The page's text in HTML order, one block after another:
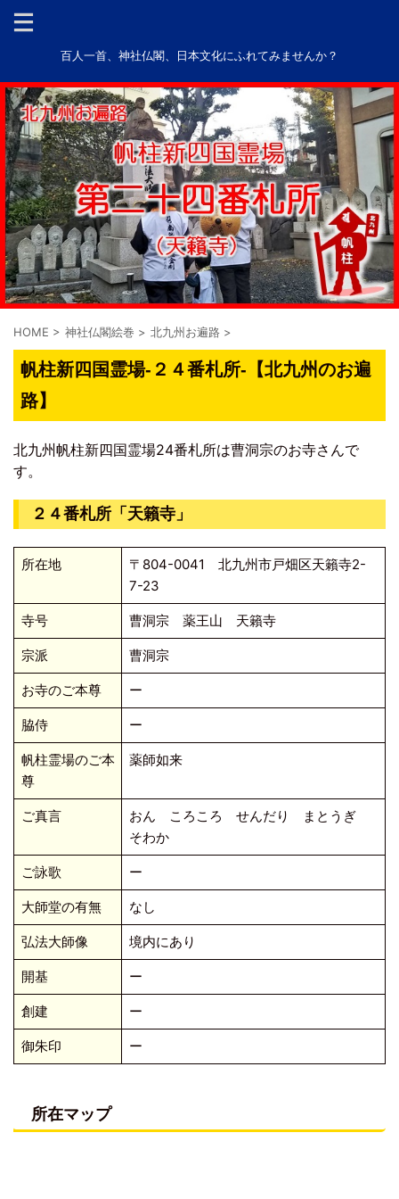
百人一首、神社仏閣、日本文化にふれてみませんか？
HOME > 神社仏閣絵巻 > 北九州お遍路 >
帆柱新四国霊場-２４番札所-【北九州のお遍
路】
北九州帆柱新四国霊場24番札所は曹洞宗のお寺さんで
す。
２４番札所「天籟寺」
所在地 〒804-0041 北九州市戸畑区天籟寺2-
7-23
寺号 曹洞宗 薬王山 天籟寺
宗派 曹洞宗
お寺のご本尊 ー
脇侍 ー
帆柱霊場のご本
尊
薬師如来
ご真言
おん ころころ せんだり まとうぎ
そわか
ご詠歌 ー
大師堂の有無 なし
弘法大師像 境内にあり
開基 ー
創建 ー
御朱印 ー
所在マップ